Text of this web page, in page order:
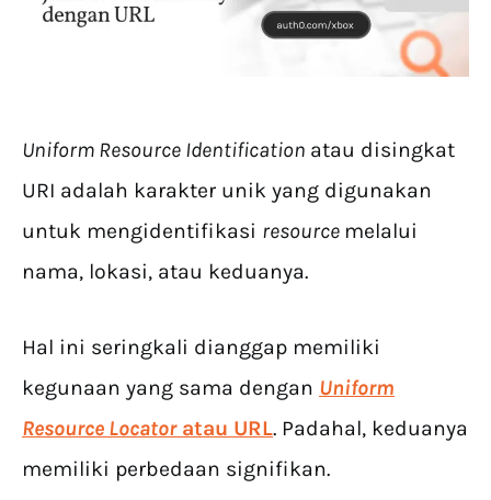
Uniform Resource Identification atau disingkat
URI adalah karakter unik yang digunakan
untuk mengidentifikasi resource melalui
nama, lokasi, atau keduanya.
Hal ini seringkali dianggap memiliki
kegunaan yang sama dengan Uniform
Resource Locatoratau URL. Padahal, keduanya
memiliki perbedaan signifikan.